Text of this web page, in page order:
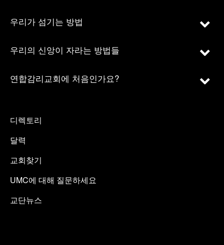
우리가 섬기는 방법
우리의 신앙이 자라는 방법들
연합감리교회에 처음인가요?
디렉토리
달력
교회찾기
UMC에 대해 질문하세요
교단뉴스